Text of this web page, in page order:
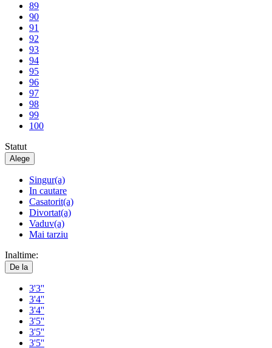
89
90
91
92
93
94
95
96
97
98
99
100
Statut
Alege
Singur(a)
In cautare
Casatorit(a)
Divortat(a)
Vaduv(a)
Mai tarziu
Inaltime:
De la
3'3''
3'4''
3'4''
3'5''
3'5''
3'5''